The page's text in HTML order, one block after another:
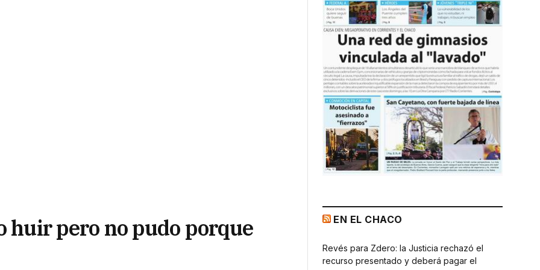
huir pero no pudo porque EN EL CHACO
Revés para Zdero: la Justicia rechazó el
recurso presentado y deberá pagar el